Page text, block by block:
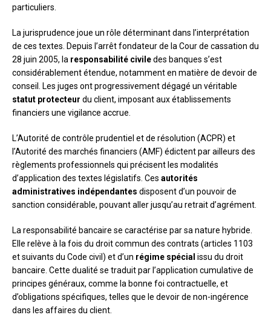
particuliers.
La jurisprudence joue un rôle déterminant dans l’interprétation
de ces textes. Depuis l’arrêt fondateur de la Cour de cassation du
28 juin 2005, la responsabilité civiledes banques s’est
considérablement étendue, notamment en matière de devoir de
conseil. Les juges ont progressivement dégagé un véritable
statut protecteur du client, imposant aux établissements
financiers une vigilance accrue.
L’Autorité de contrôle prudentiel et de résolution (ACPR) et
l’Autorité des marchés financiers (AMF) édictent par ailleurs des
règlements professionnels qui précisent les modalités
d’application des textes législatifs. Ces autorités
administratives indépendantes disposent d’un pouvoir de
sanction considérable, pouvant aller jusqu’au retrait d’agrément.
La responsabilité bancaire se caractérise par sa nature hybride.
Elle relève à la fois du droit commun des contrats (articles 1103
et suivants du Code civil) et d’un régime spécial issu du droit
bancaire. Cette dualité se traduit par l’application cumulative de
principes généraux, comme la bonne foi contractuelle, et
d’obligations spécifiques, telles que le devoir de non-ingérence
dans les affaires du client.